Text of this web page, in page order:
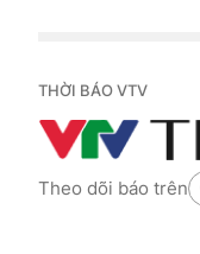
THỜI BÁO VTV
Theo dõi báo trên